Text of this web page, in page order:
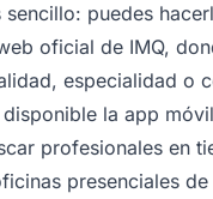
sencillo: puedes
oficial de IMQ,
especialidad o
la app
profesionales en
presenciales de